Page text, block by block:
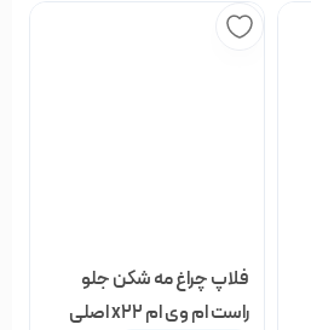
فلاپ چراغ مه شکن جلو
راست ام وی ام x22 اصلی